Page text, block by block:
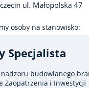
ul. Małopolska 47
osoby na stanowisko:
Specjalista
budowlanego
Zaopatrzenia i Inwestycji